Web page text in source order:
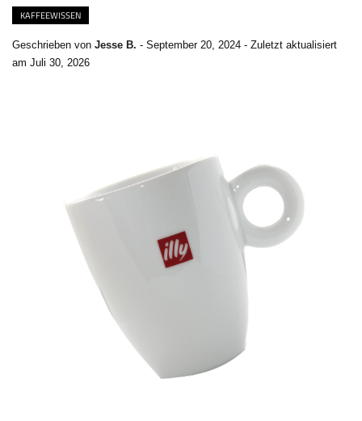
KAFFEEWISSEN
Geschrieben von Jesse B. - September 20, 2024 - Zuletzt aktualisiert
am Juli 30, 2026